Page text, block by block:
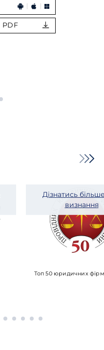
PDF
Топ 50 юридичних фірм
Дізнатись
визнання